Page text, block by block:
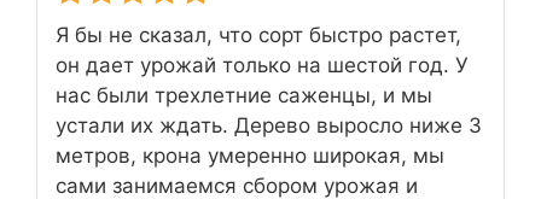
Я бы не сказал, что сорт быстро растет,
он дает урожай только на шестой год. У
нас были трехлетние саженцы, и мы
устали их ждать. Дерево выросло ниже 3
метров, крона умеренно широкая, мы
сами занимаемся сбором урожая и